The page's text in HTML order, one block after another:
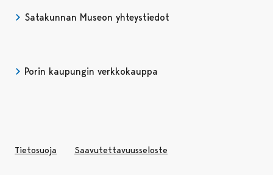
Satakunnan Museon yhteystiedot
Porin kaupungin verkkokauppa
Tietosuoja Avautuu uudessa välilehdessä
Saavutettavuusseloste